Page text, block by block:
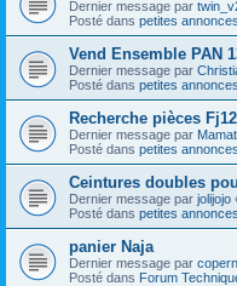
Dernier message par
Posté dans petites
Vend Ensemble PAN
Dernier message par
Posté dans petites
Recherche pièces
Dernier message par
Posté dans petites
Ceintures doubles
Dernier message par jolijojo
Posté dans petites
panier Naja
Dernier message par
Posté dans Forum